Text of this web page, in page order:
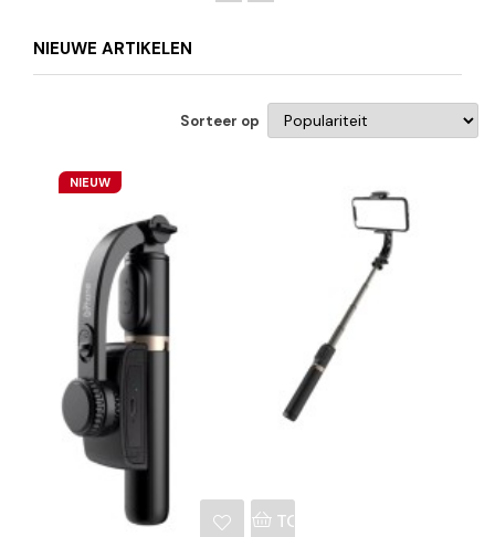
NIEUWE ARTIKELEN
Sorteer op
NIEUW
TOEVOEGEN AAN